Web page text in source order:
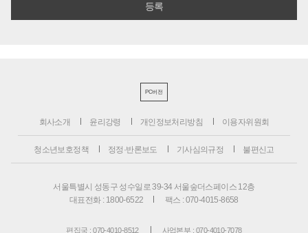
PC버전
회사소개 윤리강령 개인정보처리방침 이용자위원회
청소년보호정책 정정·반론보도 기사심의규정 불편신고
서울특별시 성동구 성수일로 39-34 서울숲더스페이스 12층
대표전화 : 1800-6522
팩스 : 070-4015-8658
편집국 : 070-4010-8512 사업본부 : 070-4010-7078